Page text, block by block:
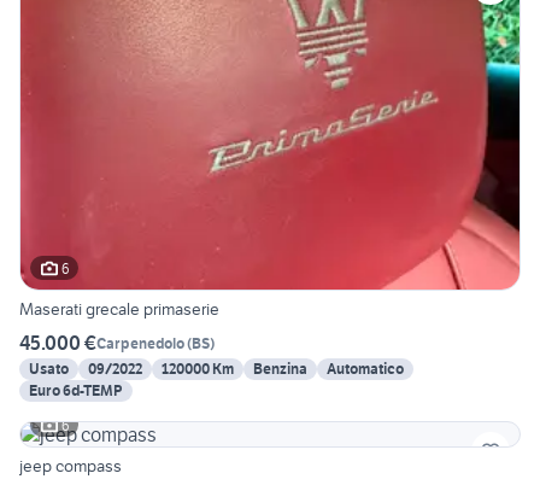
6
Maserati grecale primaserie
45.000 €Carpenedolo(BS)
Usato
09/2022 120000 Km Benzina
Automatico
Euro 6d-TEMP
6
jeep compass